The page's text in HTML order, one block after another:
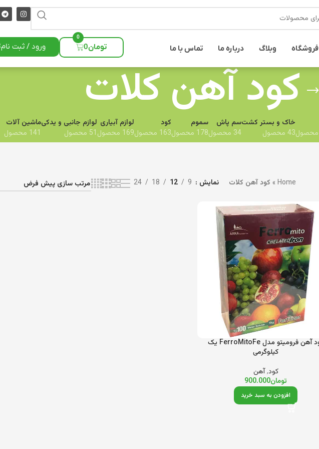
فروشگاه وبلاگ درباره ما تماس با ما تومان0
0
ورود / ثبت نام
کود آهن کلات
خاک و بستر کشت
43 محصول
سم پاش
34 محصول
سموم
178 محصول
کود
163 محصول
لوازم آبیاری
169 محصول
لوازم جانبی و یدکی
51 محصول
ماشین آلات
141 محصول
Home
» کود آهن کلات نمایش 9
12
18
24
کود آهن فرومیتو مدل FerroMitoFe یک
کیلوگرمی
کود,آهن
تومان900.000
افزودن به سبد خرید